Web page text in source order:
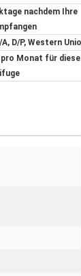
nachdem Ihre
A, D/P, Western
pro Monat für diese